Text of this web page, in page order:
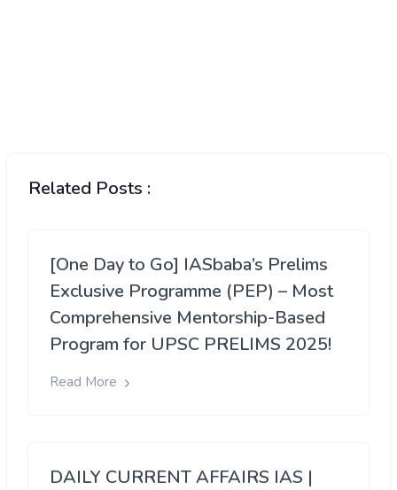
Related Posts :
[One Day to Go] IASbaba’s Prelims
Exclusive Programme (PEP) – Most
Comprehensive Mentorship-Based
Program for UPSC PRELIMS 2025!
Read More
DAILY CURRENT AFFAIRS IAS |